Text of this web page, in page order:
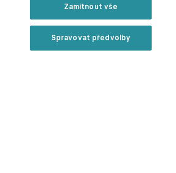
Zamítnout vše
Spravovat předvolby